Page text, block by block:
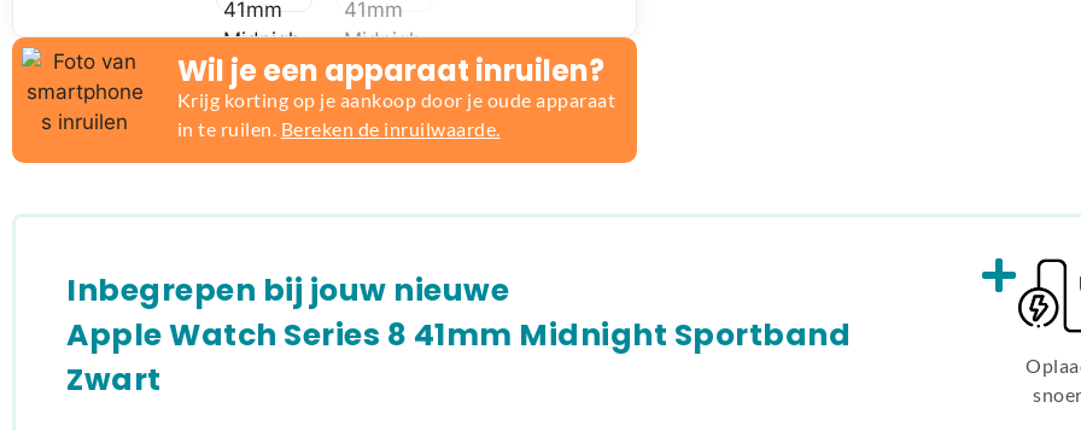
Wil je een apparaat inruilen?
Krijg korting op je aankoop door je oude apparaat
in te ruilen. Bereken de inruilwaarde.
Inbegrepen bij jouw nieuwe
Apple Watch Series 8 41mm Midnight Sportband
Zwart